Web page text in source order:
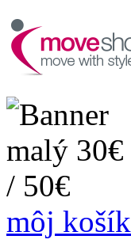
môj košík